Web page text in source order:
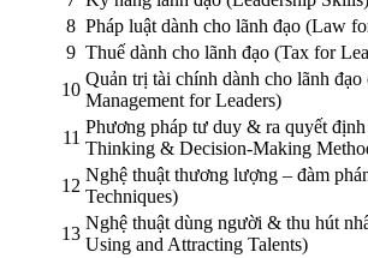
8 Pháp luật dành cho lãnh đạo (Law
9 Thuế dành cho lãnh đạo (Tax for
10
Quản trị tài chính dành cho lãnh đạo
Management for Leaders)
11
Phương pháp tư duy & ra quyết
Thinking & Decision-Making
12
Nghệ thuật thương lượng – đàm
Techniques)
13
Nghệ thuật dùng người & thu hút
Using and Attracting Talents)